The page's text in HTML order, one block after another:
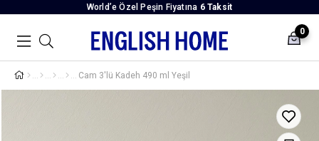
World’e Özel Peşin Fiyatına 6 Taksit
0
Cam 3'lü Kadeh 490 ml Yeşil